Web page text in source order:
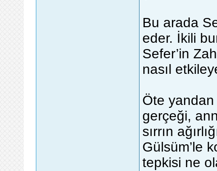
Bu arada
eder. İkili
Sefer’in
nasıl
Öte
gerçeği,
sırrın
Gülsüm’le
tepkisi ne